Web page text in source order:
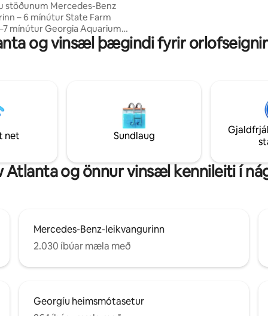
stöðunum Mercedes-Benz
– 6 mínútur State Farm
mínútur Georgia Aquarium –
Hartsfield-Jackson
15–20 mínútur Lenox Square
FIFA í knattspyrnu
leikvöngum Gistu nálægt State
– 10
Station – 5 mínútur
og sædýrasafninu í Atlanta.
aðgengi að I-75/85/20.
og vinsæl þægindi fyrir
net Sundlaug
Atlanta og önnur vinsæl kennileiti í
Mercedes-Benz-leikvangurinn
2.030 íbúar mæla með
Georgíu heimsmótasetur